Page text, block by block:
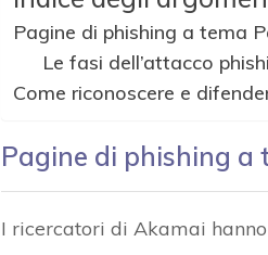
Pagine di phishing a tema
Le fasi dell’attacco
Come riconoscere e
Pagine di phishing a
I ricercatori di Akamai